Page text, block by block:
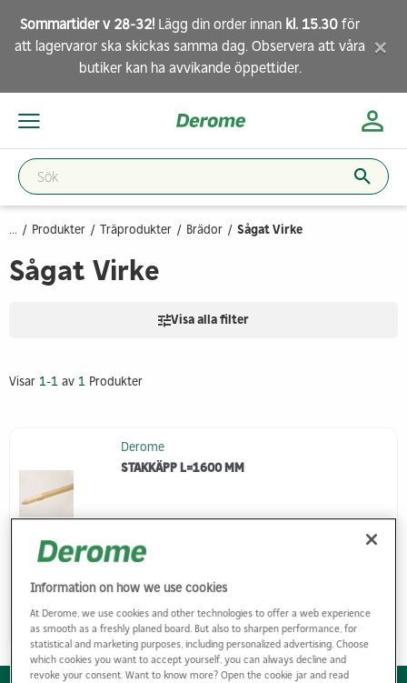
Sommartider v 28-32! Lägg din order innan kl. 15.30 för
att lagervaror ska skickas samma dag. Observera att våra
butikerkan ha avvikande öppettider. ×
... Produkter Träprodukter Brädor Sågat Virke
Sågat Virke
Visa alla filter
Visar 1-1 av 1 Produkter
Derome
STAKKÄPP L=1600 MM
Logga in
Information on how we use cookies
At Derome, we use cookies and other technologies to offer a web experience
as smooth as a freshly planed board. But also to sharpen performance, for
statistical and marketing purposes, including personalized advertising. Choose
which cookies you want to accept yourself, you can always decline and
revoke your consent. Want to know more? Open the cookie jar and read